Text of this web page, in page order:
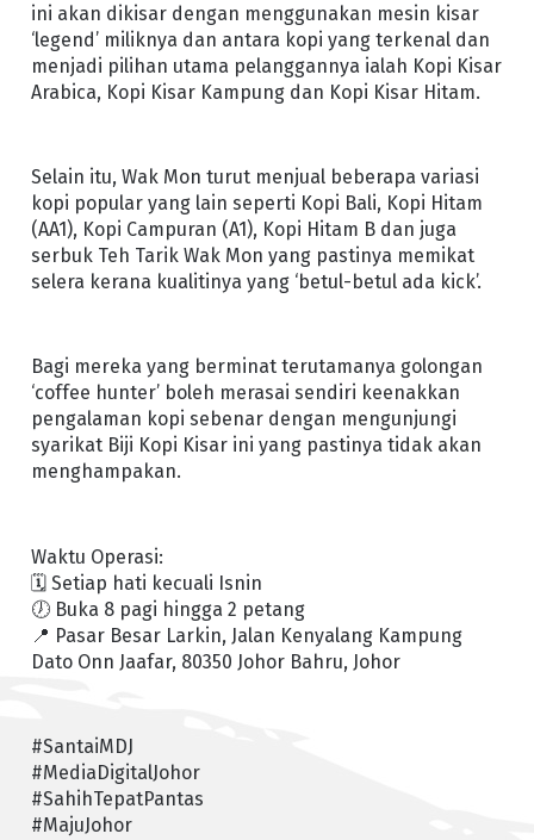
ini akan dikisar dengan menggunakan mesin kisar
‘legend’ miliknya dan antara kopi yang terkenal dan
menjadi pilihan utama pelanggannya ialah Kopi Kisar
Arabica, Kopi Kisar Kampung dan Kopi Kisar Hitam.
Selain itu, Wak Mon turut menjual beberapa variasi
kopi popular yang lain seperti Kopi Bali, Kopi Hitam
(AA1), Kopi Campuran (A1), Kopi Hitam B dan juga
serbuk Teh Tarik Wak Mon yang pastinya memikat
selera kerana kualitinya yang ‘betul-betul ada kick’.
Bagi mereka yang berminat terutamanya golongan
‘coffee hunter’ boleh merasai sendiri keenakkan
pengalaman kopi sebenar dengan mengunjungi
syarikat Biji Kopi Kisar ini yang pastinya tidak akan
menghampakan.
Waktu Operasi:
🗓️ Setiap hati kecuali Isnin
🕖 Buka 8 pagi hingga 2 petang
📍 Pasar Besar Larkin, Jalan Kenyalang Kampung
Dato Onn Jaafar, 80350 Johor Bahru, Johor
#SantaiMDJ
#MediaDigitalJohor
#SahihTepatPantas
#MajuJohor